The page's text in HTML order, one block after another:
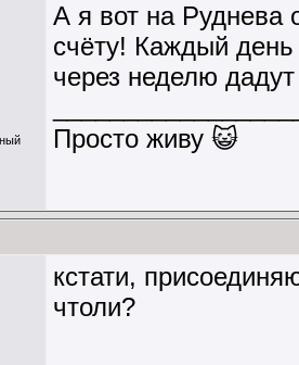
А я вот на Руднева
счёту! Каждый
через неделю
Просто живу 😺
кстати,
чтоли?